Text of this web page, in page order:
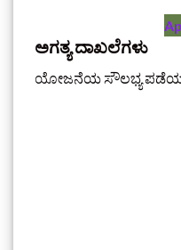
ಅಗತ್ಯ ದಾಖಲೆಗಳು
ಯೋಜನೆಯ ಸೌಲಭ್ಯ